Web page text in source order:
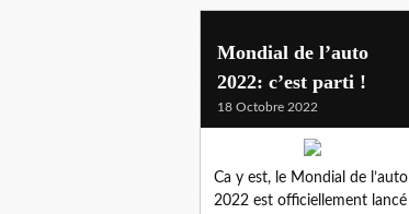
Mondial de l’auto
2022: c’est parti !
18 Octobre 2022
Ca y est, le Mondial de l’auto
2022 est officiellement lancé